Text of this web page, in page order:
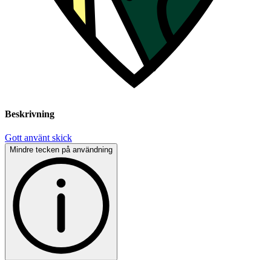
Beskrivning
Gott använt skick
Mindre tecken på användning